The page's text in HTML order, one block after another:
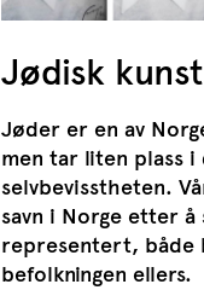
Jødisk
Jøder er en av
men tar liten plass i
selvbevisstheten.
savn i Norge etter
representert, både
befolkningen ellers.